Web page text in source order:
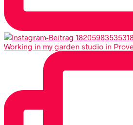
Working in my garden studio in